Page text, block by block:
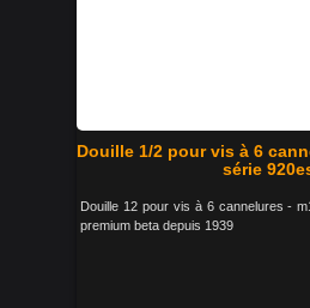
Douille 1/2 pour vis à 6
série
Douille 12 pour vis à 6 cannelures -
premium beta depuis 1939